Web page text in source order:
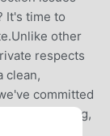
It's time to
other
respects
clean,
committed
at the opening,